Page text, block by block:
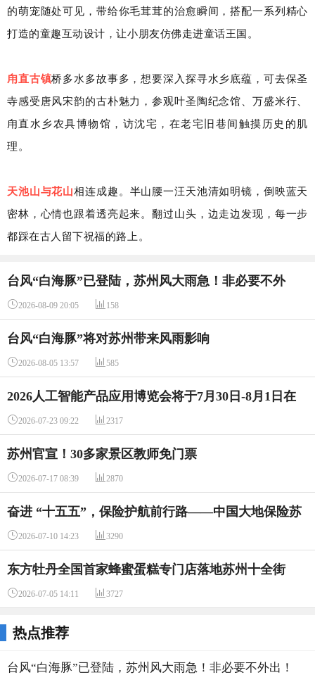
的萌宠随处可见，带给你毛茸茸的治愈瞬间，搭配一系列精心
打造的童趣互动设计，让小朋友仿佛走进童话王国。
甪直古镇桥多水多故事多，想要深入探寻水乡底蕴，可去保圣
寺感受唐风宋韵的古朴魅力，参观叶圣陶纪念馆、万盛米行、
甪直水乡农具博物馆，访沈宅，在老宅旧巷间触摸历史的肌
理。
天池山与花山相连成趣。半山腰一汪天池清如明镜，倒映蓝天
密林，心情也跟着透亮起来。翻过山头，边走边发现，每一步
都踩在古人留下祝福的路上。
台风“白海豚”已登陆，苏州风大雨急！非必要不外
出！
2026-08-09 20:05  158
台风“白海豚”将对苏州带来风雨影响
2026-08-05 13:57  585
2026人工智能产品应用博览会将于7月30日-8月1日在
苏州国际博览中心举行
2026-07-23 09:22  2317
苏州官宣！30多家景区教师免门票
2026-07-17 08:39  2870
奋进 “十五五”，保险护航前行路——中国大地保险苏
州分公司党支部开展 7・8 全国保险公众宣传日线下宣
传活动
2026-07-10 14:23  3290
东方牡丹全国首家蜂蜜蛋糕专门店落地苏州十全街
2026-07-05 14:11  3727
热点推荐
台风“白海豚”已登陆，苏州风大雨急！非必要不外出！